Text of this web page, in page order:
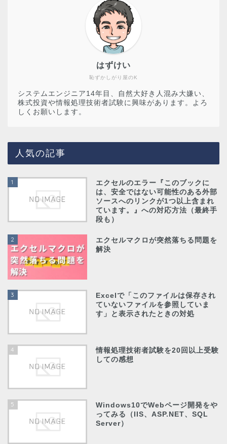
恥ずかしがり屋のK
はずけい
システムエンジニア14年目、自然大好き人混み大嫌い、
株式投資や情報処理技術者試験に興味があります。よろ
しくお願いします。
人気の記事
1
エクセルのエラー『このブックに
は、安全ではない可能性のある外部
ソースへのリンクが1つ以上含まれ
ています。』への対応方法（最終手
段も）
2
エクセルマクロが突然落ちる問題を
解決
3
Excelで「このファイルは保存され
ていないファイルを参照していま
す」と表示されたときの対処
4
情報処理技術者試験を20回以上受験
しての感想
5
Windows10でWebページ開発をや
ってみる（IIS、ASP.NET、SQL
Server）